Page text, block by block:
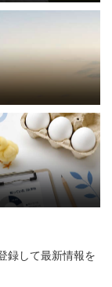
録して最新情報を